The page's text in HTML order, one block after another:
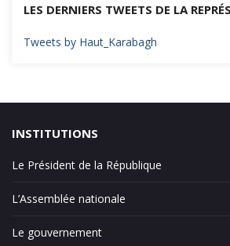
LES DERNIERS TWEETS DE LA
Tweets by Haut_Karabagh
INSTITUTIONS
Le Président de la République
L’Assemblée nationale
Le gouvernement